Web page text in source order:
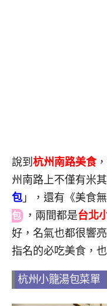
說到 杭州南路美食
州南路上不僅有米
包 」，還有《美食
包
，兩間都是台北
好，名氣也都很響
指名的必吃美食，
杭州小籠湯包菜單